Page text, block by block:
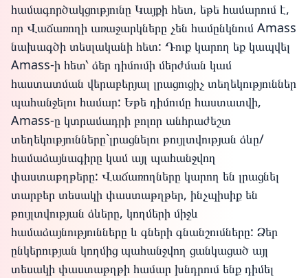
համագործակցությունը Կայքի հետ, եթե համարում է,
որ Վաճառողի առաջարկները չեն համընկնում Amass
նախագծի տեսլականի հետ: Դուք կարող եք կապվել
Amass-ի հետ՝ ձեր դիմումի մերժման կամ
հաստատման վերաբերյալ լրացուցիչ տեղեկություններ
պահանջելու համար: Եթե դիմումը հաստատվի,
Amass-ը կտրամադրի բոլոր անհրաժեշտ
տեղեկությունները`լրացնելու թույլտվության ձևը/
համաձայնագիրը կամ այլ պահանջվող
փաստաթղթերը: Վաճառողները կարող են լրացնել
տարբեր տեսակի փաստաթղթեր, ինչպիսիք են
թույլտվության ձևերը, կողմերի միջև
համաձայնությունները և գների գնանշումները: Ձեր
ընկերության կողմից պահանջվող ցանկացած այլ
տեսակի փաստաթղթի համար խնդրում ենք դիմել